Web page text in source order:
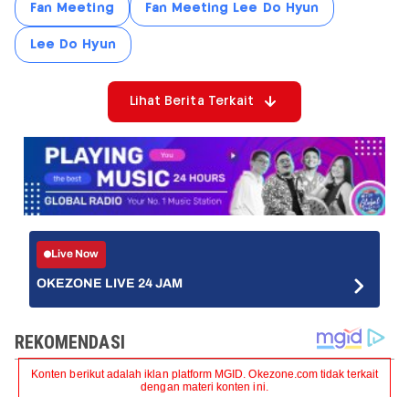
Fan Meeting Fan Meeting Lee Do Hyun
Lee Do Hyun
Lihat Berita Terkait
Live Now
OKEZONE LIVE 24 JAM